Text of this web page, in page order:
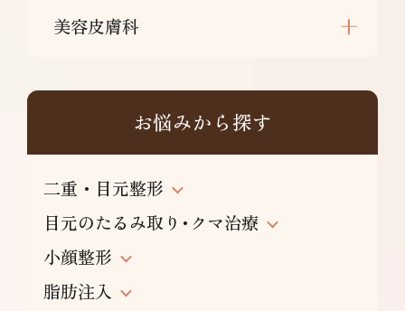
美容皮膚科
お悩みから探す
二重・目元整形
目元のたるみ取り･クマ治療
小顔整形
脂肪注入